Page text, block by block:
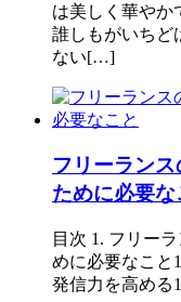
は美しく華やか
誰しもがいちど
ない[…]
フリーラン
ために必要な
目次 1. フリー
めに必要なこと
発信力を高める